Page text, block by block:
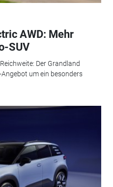
AWD: Mehr
SUV
Der Grandland
um ein besonders